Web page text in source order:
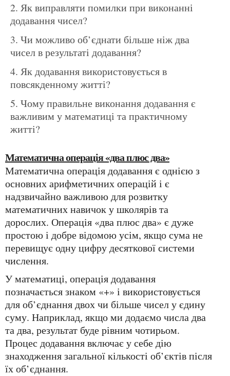
Як виправляти помилки при виконанні
додавання чисел?
Чи можливо об’єднати більше ніж два
чисел в результаті додавання?
Як додавання використовується в
повсякденному житті?
Чому правильне виконання додавання є
важливим у математиці та практичному
житті?
Математична операція «два плюс два»
Математична операція додавання є однією з
основних арифметичних операцій і є
надзвичайно важливою для розвитку
математичних навичок у школярів та
дорослих. Операція «два плюс два» є дуже
простою і добре відомою усім, якщо сума не
перевищує одну цифру десяткової системи
числення.
У математиці, операція додавання
позначається знаком «+» і використовується
для об’єднання двох чи більше чисел у єдину
суму. Наприклад, якщо ми додаємо числа два
та два, результат буде рівним чотирьом.
Процес додавання включає у себе дію
знаходження загальної кількості об’єктів після
їх об’єднання.